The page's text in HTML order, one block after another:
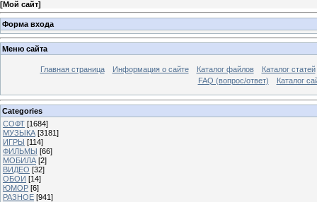
[Мой сайт]
Форма входа
Меню сайта
Главная страница Информация о сайте Каталог файлов
Каталог статей
FAQ (вопрос/ответ)
Каталог
Categories
СОФТ [1684]
МУЗЫКА [3181]
ИГРЫ [114]
ФИЛЬМЫ [66]
МОБИЛА [2]
ВИДЕО [32]
ОБОИ [14]
ЮМОР [6]
РАЗНОЕ [941]